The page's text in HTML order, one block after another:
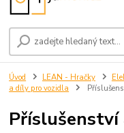
Úvod LEAN - Hračky
a díly pro vozidla